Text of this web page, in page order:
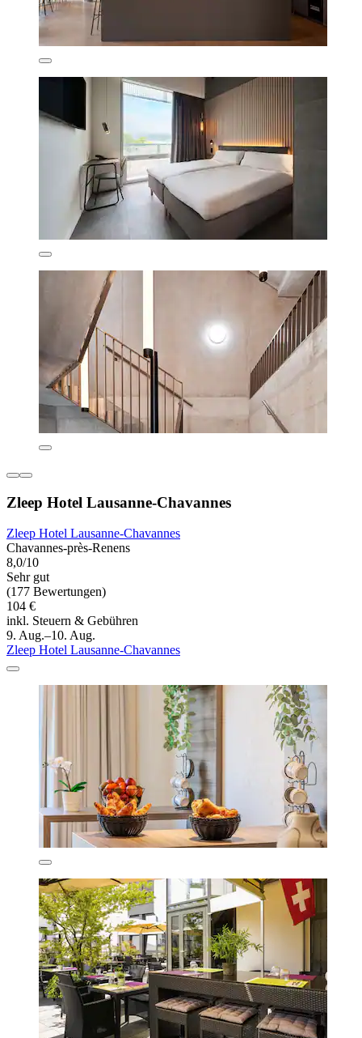
Zleep Hotel Lausanne-Chavannes
Zleep Hotel Lausanne-Chavannes
Chavannes-près-Renens
8,0/10
Sehr gut
(177 Bewertungen)
104 €
inkl. Steuern & Gebühren
9. Aug.–10. Aug.
Zleep Hotel Lausanne-Chavannes